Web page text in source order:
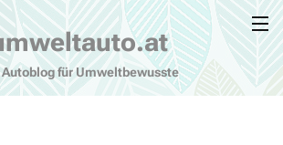
Autoblog für Umweltbewusste